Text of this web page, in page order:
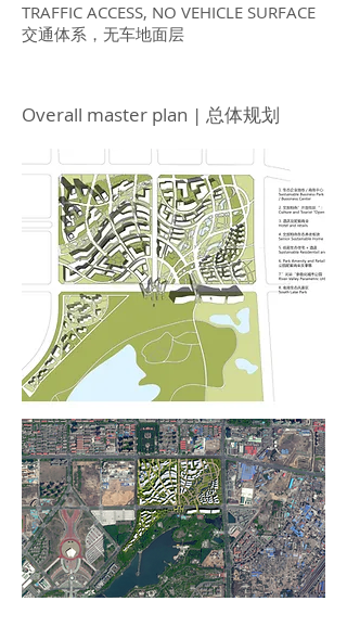
TRAFFIC ACCESS, NO VEHICLE SURFACE
交通体系，无车地面层
Overall master plan | 总体规划